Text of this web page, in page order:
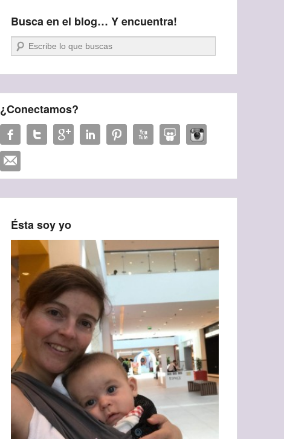
Busca en el blog… Y encuentra!
Buscar
¿Conectamos?
Ésta soy yo